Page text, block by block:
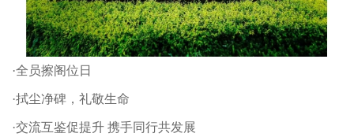
·全员擦阁位日
·拭尘净碑，礼敬生命
·交流互鉴促提升 携手同行共发展